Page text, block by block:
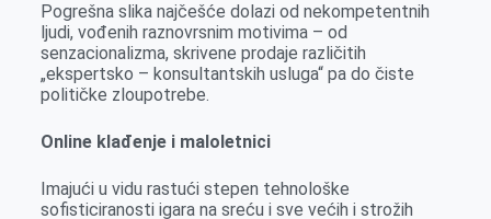
Pogrešna slika najčešće dolazi od nekompetentnih
ljudi, vođenih raznovrsnim motivima – od
senzacionalizma, skrivene prodaje različitih
„ekspertsko – konsultantskih usluga“ pa do čiste
političke zloupotrebe.
Online klađenje i maloletnici
Imajući u vidu rastući stepen tehnološke
sofisticiranosti igara na sreću i sve većih i strožih